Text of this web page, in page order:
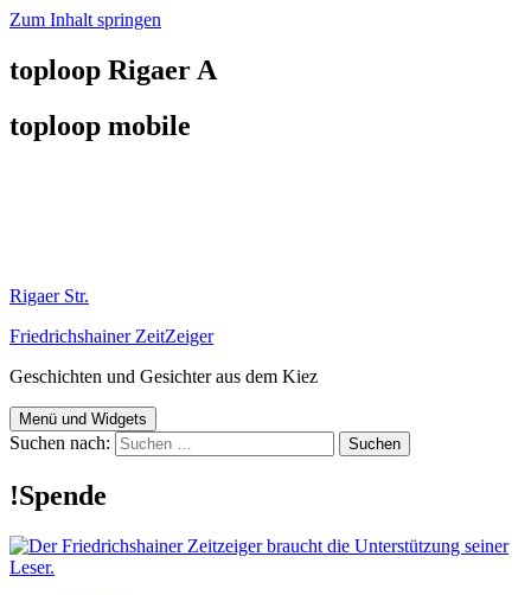
Zum Inhalt springen
toploop Rigaer A
toploop mobile
Rigaer Str.
Friedrichshainer ZeitZeiger
Geschichten und Gesichter aus dem Kiez
Menü und Widgets
Suchen nach:
!Spende